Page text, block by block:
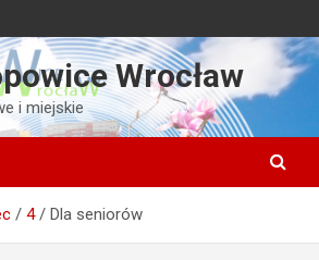
Wrocław
i miejskie
4 Dla seniorów